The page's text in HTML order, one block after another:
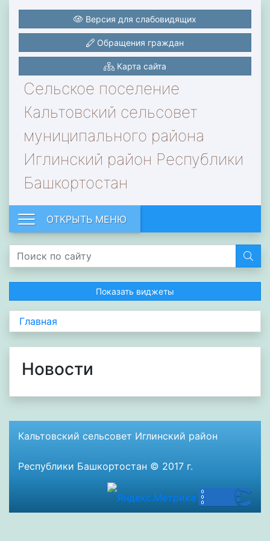
Сельское поселение
Кальтовский сельсовет
муниципального района
Иглинский район Республики
Башкортостан
Версия для слабовидящих
Обращения граждан
Карта сайта
ОТКРЫТЬ МЕНЮ
Показать виджеты
Главная
Новости
Кальтовский сельсовет Иглинский район
Республики Башкортостан © 2017 г.